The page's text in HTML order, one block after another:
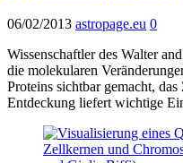
06/02/2013 astropage.eu 0
Wissenschaftler des Walter
die molekularen
Proteins sichtbar gemacht,
Entdeckung liefert wichtige